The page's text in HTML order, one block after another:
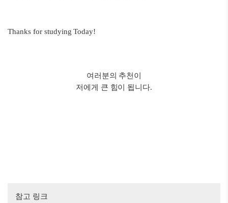
Thanks for studying Today!
여러분의 추천이
저에게 큰 힘이 됩니다.
참고 링크